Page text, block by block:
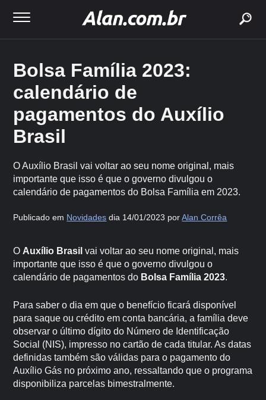
Bolsa Família 2023:
calendário de
pagamentos do Auxílio
Brasil
O Auxílio Brasil vai voltar ao seu nome original, mais
importante que isso é que o governo divulgou o
calendário de pagamentos do Bolsa Família em 2023.
Publicado em Novidades dia 14/01/2023 porAlan Corrêa
O Auxílio Brasil vai voltar ao seu nome original, mais
importante que isso é que o governo divulgou o
calendário de pagamentos do Bolsa Família 2023.
Para saber o dia em que o benefício ficará disponível
para saque ou crédito em conta bancária, a família deve
observar o último dígito do Número de Identificação
Social (NIS), impresso no cartão de cada titular. As datas
definidas também são válidas para o pagamento do
Auxílio Gás no próximo ano, ressaltando que o programa
disponibiliza parcelas bimestralmente.